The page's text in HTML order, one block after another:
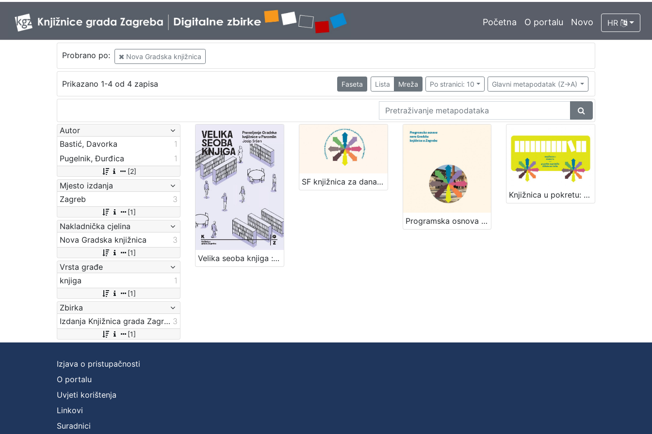
Početna O portalu Novo HR
Probrano po: Nova Gradska knjižnica
Prikazano 1-4 od 4 zapisa Faseta Lista Mreža Po stranici: 10 Glavni metapodatak (Z->A)
Autor
Bastić, Davorka
1
Pugelnik, Đurđica
1
[2]
Mjesto izdanja
Zagreb
3
[1]
Nakladnička cjelina
Nova Gradska knjižnica
3
[1]
Vrsta građe
knjiga
1
[1]
Zbirka
Izdanja Knjižnica grada Zagreba - E-knjige 3
[1]
Velika seoba knjiga : preseljenje Gradske knjižnice u Paromlin / scenarij i crtež Josip Sršen
SF knjižnica za danas i za sutra! / [uredništvo Davorka Bastić ... et al.]
Programska osnova za novu Gradsku knjižnicu u Zagrebu / [uredništvo Davorka Bastić ... et al.]
Knjižnica u pokretu: 40 godina zagrebačke bibliobusne službe / [priredila Đurđica Pugelnik] ; [uredništvo Davorka Bastić ... et al.]
Izjava o pristupačnosti
O portalu
Uvjeti korištenja
Linkovi
Suradnici